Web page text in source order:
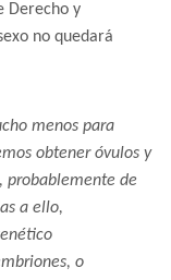
Derecho y
no quedará
menos para
obtener óvulos y
probablemente de
a ello,
o